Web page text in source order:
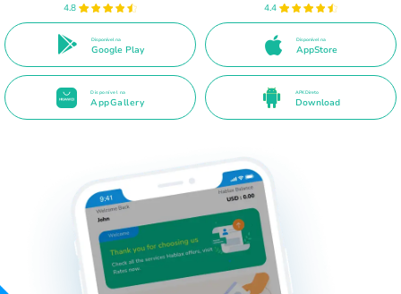
4.8
Disponível na
Google Play
4.4
Disponível na
AppStore
Disponível na
AppGallery
APK Direto
Download